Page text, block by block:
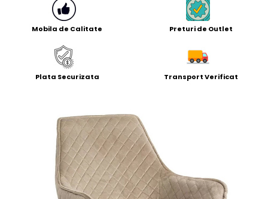
Mobila de Calitate Preturi de Outlet
Plata Securizata Transport Verificat